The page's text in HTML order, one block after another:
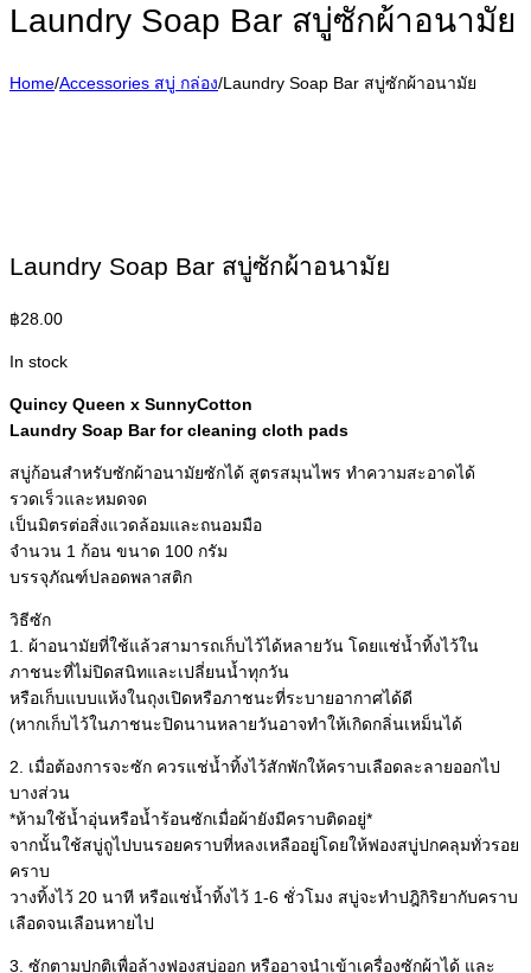
Laundry Soap Bar สบู่ซักผ้าอนามัย
Home/Accessories สบู่ กล่อง/Laundry Soap Bar สบู่ซักผ้าอนามัย
Laundry Soap Bar สบู่ซักผ้าอนามัย
฿28.00
In stock
Quincy Queen x SunnyCotton
Laundry Soap Bar for cleaning cloth pads
สบู่ก้อนสำหรับซักผ้าอนามัยซักได้ สูตรสมุนไพร ทำความสะอาดได้
รวดเร็วและหมดจด
เป็นมิตรต่อสิ่งแวดล้อมและถนอมมือ
จำนวน 1 ก้อน ขนาด 100 กรัม
บรรจุภัณฑ์ปลอดพลาสติก
วิธีซัก
1. ผ้าอนามัยที่ใช้แล้วสามารถเก็บไว้ได้หลายวัน โดยแช่น้ำทิ้งไว้ใน
ภาชนะที่ไม่ปิดสนิทและเปลี่ยนน้ำทุกวัน
หรือเก็บแบบแห้งในถุงเปิดหรือภาชนะที่ระบายอากาศได้ดี
(หากเก็บไว้ในภาชนะปิดนานหลายวันอาจทำให้เกิดกลิ่นเหม็นได้
2. เมื่อต้องการจะซัก ควรแช่น้ำทิ้งไว้สักพักให้คราบเลือดละลายออกไป
บางส่วน
*ห้ามใช้น้ำอุ่นหรือน้ำร้อนซักเมื่อผ้ายังมีคราบติดอยู่*
จากนั้นใช้สบู่ถูไปบนรอยคราบที่หลงเหลืออยู่โดยให้ฟองสบู่ปกคลุมทั่วรอย
คราบ
วางทิ้งไว้ 20 นาที หรือแช่น้ำทิ้งไว้ 1-6 ชั่วโมง สบู่จะทำปฎิกิริยากับคราบ
เลือดจนเลือนหายไป
3. ซักตามปกติเพื่อล้างฟองสบู่ออก หรืออาจนำเข้าเครื่องซักผ้าได้ และ